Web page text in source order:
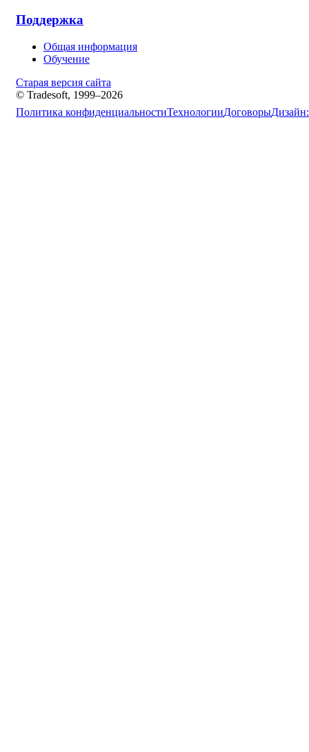
Поддержка
Общая информация
Обучение
Старая версия сайта
© Tradesoft, 1999–2026
Политика конфиденциальностиТехнологииДоговорыДизайн: